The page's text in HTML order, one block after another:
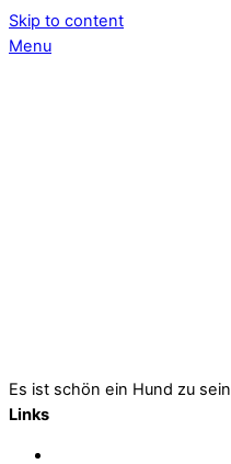
Skip to content
Menu
Es ist schön ein Hund zu sein
Links